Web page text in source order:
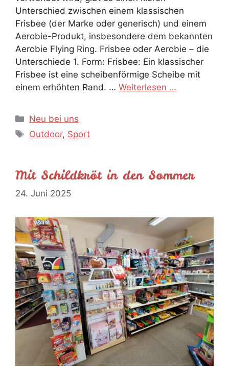
Unterschied zwischen einem klassischen
Frisbee (der Marke oder generisch) und einem
Aerobie-Produkt, insbesondere dem bekannten
Aerobie Flying Ring. Frisbee oder Aerobie – die
Unterschiede 1. Form: Frisbee: Ein klassischer
Frisbee ist eine scheibenförmige Scheibe mit
einem erhöhten Rand. … Weiterlesen …
Kategorien
Neu bei uns
Schlagwörter
Outdoor, Sport
Mit Schildkröt in den Sommer
24. Juni 2025